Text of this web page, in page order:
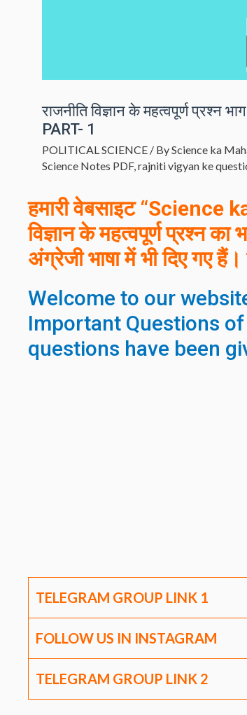
राजनीति विज्ञान के महत्वपूर्ण
PART- 1
POLITICAL SCIENCE / ByScience ka
Science Notes PDF,rajniti vigyan ke
हमारी वेबसाइट
विज्ञान के महत्वपूर्ण प्रश्नका
अंग्रेजीभाषा में भी दिए गए हैं।
Welcome to our
Important Questions of
questions have been
TELEGRAM GROUP LINK 1
FOLLOW US IN INSTAGRAM
TELEGRAM GROUP LINK 2